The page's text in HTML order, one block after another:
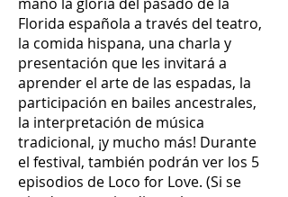
Florida española a través del teatro,
la comida hispana, una charla y
presentación que les invitará a
aprender el arte de las espadas, la
participación en bailes ancestrales,
la interpretación de música
tradicional, ¡y mucho más! Durante
el festival, también podrán ver los 5
episodios de Loco for Love. (Si se